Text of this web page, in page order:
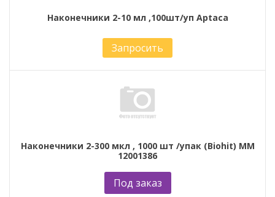
Наконечники 2-10 мл ,100шт/уп Aptaca
Запросить
Наконечники 2-300 мкл , 1000 шт /упак (Biohit) ММ
12001386
Под заказ